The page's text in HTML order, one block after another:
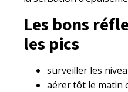
Les bons
les pics
surveiller les
aérer tôt le matin